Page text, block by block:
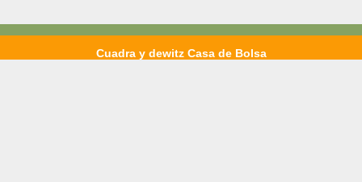
Cuadra y dewitz Casa de Bolsa